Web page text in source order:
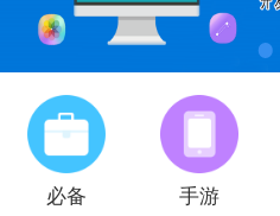
必备 手游